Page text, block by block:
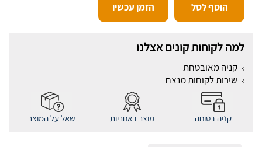
הוסף לסל הזמן עכשיו
למה לקוחות קונים אצלנו
קניה מאובטחת
שירות לקוחות מנצח
קניה בטוחה מוצר באחריות שאל על המוצר